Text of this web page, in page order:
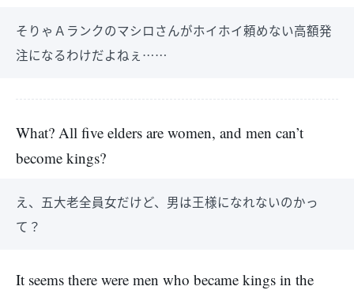
そりゃＡランクのマシロさんがホイホイ頼めない高額発
注になるわけだよねぇ……
What? All five elders are women, and men can’t
become kings?
え、五大老全員女だけど、男は王様になれないのかっ
て？
It seems there were men who became kings in the